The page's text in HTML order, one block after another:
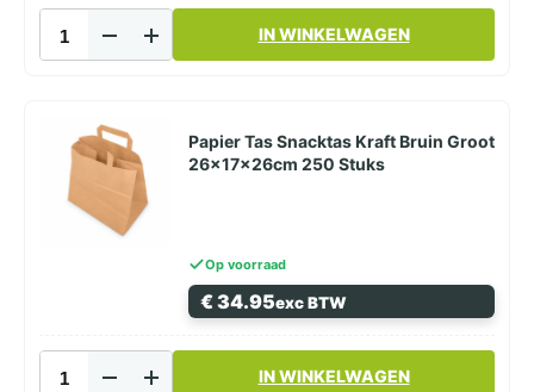
Tas
Snacktas
Groot
22x11x27cm
250
Stuks
IN WINKELWAGEN
Papier Tas Snacktas Kraft Bruin Groot
26x17x26cm 250 Stuks
Op voorraad
€34.95exc BTW
Tas
IN WINKELWAGEN